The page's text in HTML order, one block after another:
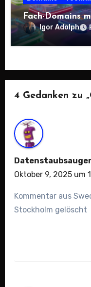
Fach-Domains
Igor Adolph
4 Gedanken zu
Datenstaubsauger
Oktober 9, 2025 um
Kommentar aus
Stockholm gelöscht